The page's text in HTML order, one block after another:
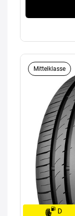
Mittelklasse
D